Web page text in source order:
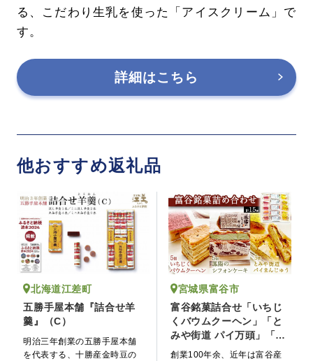
る、こだわり生乳を使った「アイスクリーム」で
す。
詳細はこちら
他おすすめ返礼品
北海道江差町
五勝手屋本舗『詰合せ羊
羹』（C）
明治三年創業の五勝手屋本舗
を代表する、十勝産金時豆の
宮城県富谷市
富谷銘菓詰合せ「いちじ
くバウムクーヘン」「と
みや街道 パイ万頭」「鳳
陽のシフォンケーキ」
創業100年余、近年は富谷産